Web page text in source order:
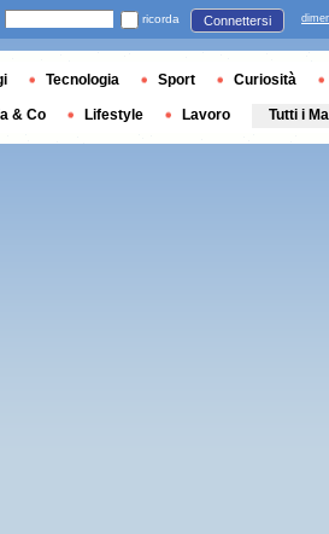
ricorda Connettersi
Tecnologia Sport Curiosità
& Co Lifestyle Lavoro Tutti i